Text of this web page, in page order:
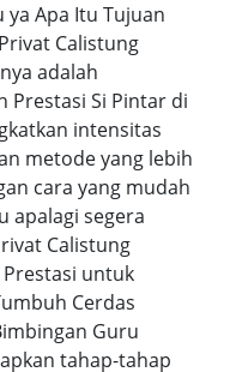
ya Apa Itu Tujuan
Calistung
adalah
Prestasi Si Pintar di
intensitas
metode yang lebih
cara yang mudah
apalagi segera
Calistung
untuk
Cerdas
Guru
tahap-tahap